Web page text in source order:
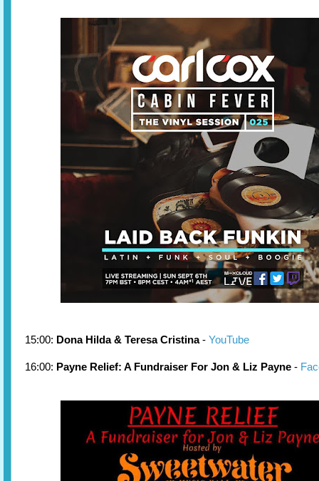
15:00: Dona Hilda & Teresa Cristina- YouTube
16:00: Payne Relief: A Fundraiser For Jon & Liz Payne -